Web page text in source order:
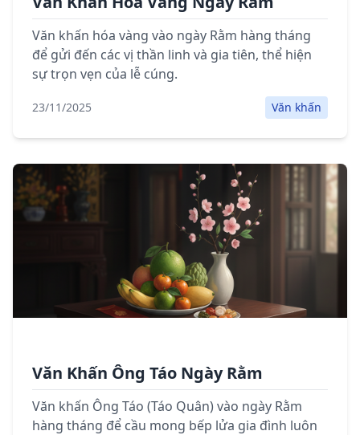
Văn khấn hóa vàng vào ngày Rằm hàng tháng
để gửi đến các vị thần linh và gia tiên, thể hiện
sự trọn vẹn của lễ cúng.
23/11/2025 Văn khấn
Văn Khấn Ông Táo Ngày Rằm
Văn khấn Ông Táo (Táo Quân) vào ngày Rằm
hàng tháng để cầu mong bếp lửa gia đình luôn